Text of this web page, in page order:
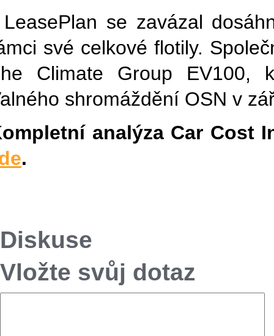
LeasePlan se zavázal
své celkové flotily.
Climate Group EV100,
shromáždění OSN v
analýza Car Cost
.
Diskuse
Vložte svůj dotaz